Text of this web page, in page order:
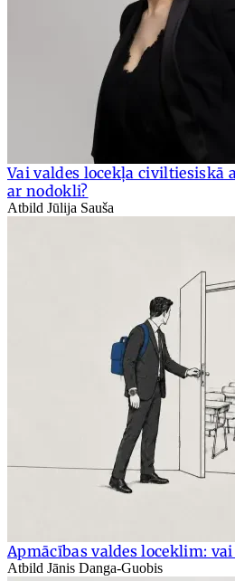
Vai valdes locekļa civiltiesiskā
ar nodokli?
Atbild Jūlija Sauša
Apmācības valdes loceklim:
Atbild Jānis Danga-Guobis